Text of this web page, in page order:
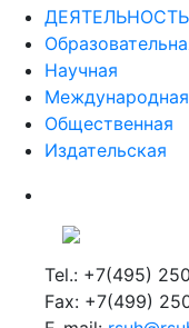
ДЕЯТЕЛЬНОСТЬ
Научная
Международная
Общественная
Издательская
Tel.: +7(495)
Fax: +7(499)